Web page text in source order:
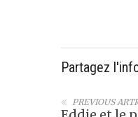
Partagez
PREVIOUS